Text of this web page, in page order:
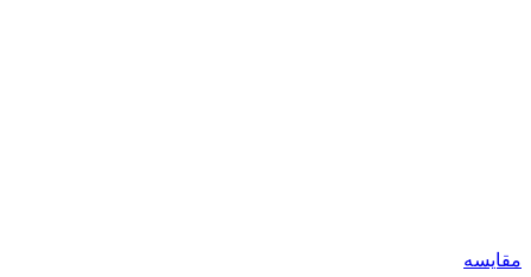
مقایسه